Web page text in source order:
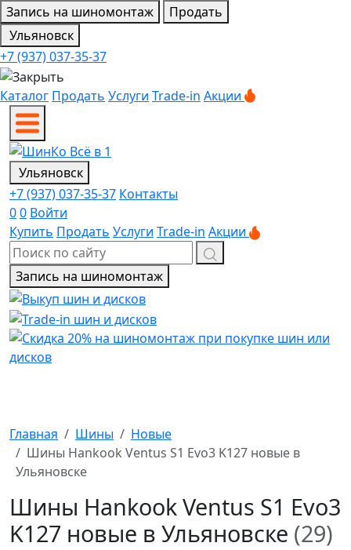
Запись на шиномонтаж
Продать
Ульяновск
+7 (937) 037-35-37
Каталог Продать Услуги Trade-in Акции
Ульяновск
+7 (937) 037-35-37 Контакты
00 Войти
Купить Продать Услуги Trade-in Акции
Запись на шиномонтаж
Главная Шины
Новые
Шины Hankook Ventus S1 Evo3 K127 новые в
Ульяновске
Шины Hankook Ventus S1 Evo3
K127 новые в Ульяновске (29)